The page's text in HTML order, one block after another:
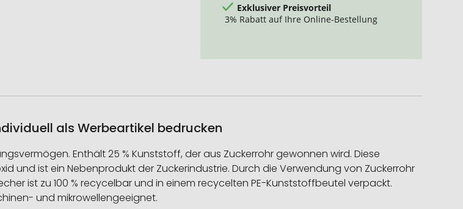
Exklusiver Preisvorteil
3% Rabatt auf Ihre Online-Bestellung
als Werbeartikel bedrucken
Enthält 25 % Kunststoff, der aus Zuckerrohr gewonnen wird. Diese
und ist ein Nebenprodukt der Zuckerindustrie. Durch die Verwendung von Zuckerrohr
ist zu 100 % recycelbar und in einem recycelten PE-Kunststoffbeutel verpackt.
und mikrowellengeeignet.